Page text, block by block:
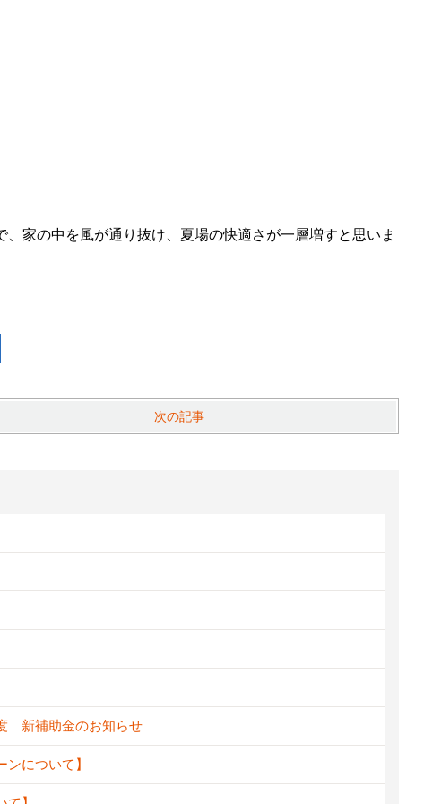
家の中を風が通り抜け、夏場の快適さが一層増すと思いま
次の記事
新補助金のお知らせ
について】